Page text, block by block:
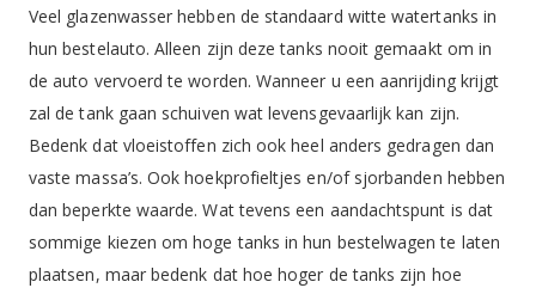
Veel glazenwasser hebben de standaard witte watertanks in
hun bestelauto. Alleen zijn deze tanks nooit gemaakt om in
de auto vervoerd te worden. Wanneer u een aanrijding krijgt
zal de tank gaan schuiven wat levensgevaarlijk kan zijn.
Bedenk dat vloeistoffen zich ook heel anders gedragen dan
vaste massa’s. Ook hoekprofieltjes en/of sjorbanden hebben
dan beperkte waarde. Wat tevens een aandachtspunt is dat
sommige kiezen om hoge tanks in hun bestelwagen te laten
plaatsen, maar bedenk dat hoe hoger de tanks zijn hoe